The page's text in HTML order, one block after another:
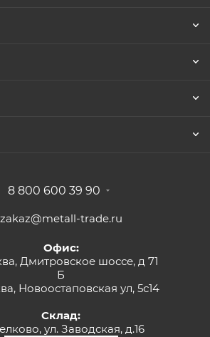
8 800 600 39 90
zakaz@metall-trade.ru
Офис:
Дмитровское шоссе, д 71
Б
Новоостаповская ул, 5с14
Склад:
ул. Заводская, д.16